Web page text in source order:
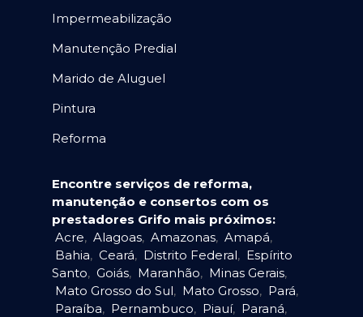
Impermeabilização
Manutenção Predial
Marido de Aluguel
Pintura
Reforma
Encontre serviços de reforma,
manutenção e consertos com os
prestadores Grifo mais próximos:
Acre, Alagoas, Amazonas, Amapá,
Bahia, Ceará, Distrito Federal, Espírito
Santo, Goiás, Maranhão, Minas Gerais,
Mato Grosso do Sul, Mato Grosso, Pará,
Paraíba, Pernambuco, Piauí, Paraná,